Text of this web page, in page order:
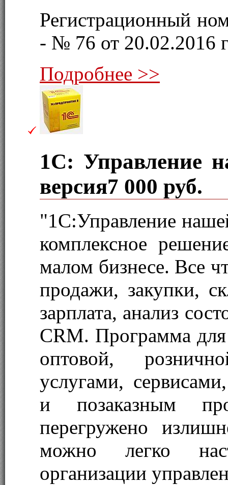
Регистрационный
- № 76 от 20.02.2016
Подробнее >>
1С: Управление
версия7 000 руб.
"1С:Управление
комплексное
малом бизнесе. Все
продажи, закупки,
зарплата, анализ
CRM. Программа для
оптовой,
услугами,
и позаказным
перегружено
можно легко
организации